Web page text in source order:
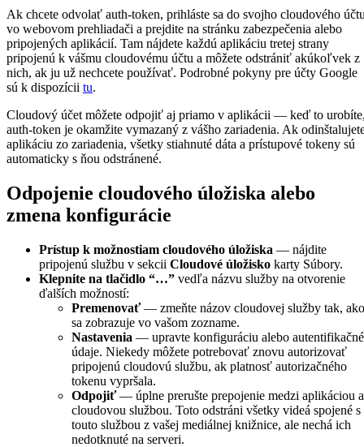
Ak chcete odvolať auth-token, prihláste sa do svojho cloudového
vo webovom prehliadači a prejdite na stránku zabezpečenia alebo
pripojených aplikácií. Tam nájdete každú aplikáciu tretej strany
pripojenú k vášmu cloudovému účtu a môžete odstrániť akúkoľvek z
nich, ak ju už nechcete používať. Podrobné pokyny pre účty Google
sú k dispozícii tu.
Cloudový účet môžete odpojiť aj priamo v aplikácii — keď to
auth-token je okamžite vymazaný z vášho zariadenia. Ak
aplikáciu zo zariadenia, všetky stiahnuté dáta a prístupové tokeny sú
automaticky s ňou odstránené.
Odpojenie cloudového úložiska alebo
zmena konfigurácie
Prístup k možnostiam cloudového úložiska — nájdite
pripojenú službu v sekcii Cloudové úložisko karty Súbory.
Klepnite na tlačidlo “…” vedľa názvu služby na otvorenie
ďalších možností:
Premenovať— zmeňte názov cloudovej služby tak, ako
sa zobrazuje vo vašom zozname.
Nastavenia — upravte konfiguráciu alebo autentifikačné
údaje. Niekedy môžete potrebovať znovu autorizovať
pripojenú cloudovú službu, ak platnosť autorizačného
tokenu vypršala.
Odpojiť— úplne prerušte prepojenie medzi aplikáciou a
cloudovou službou. Toto odstráni všetky videá spojené s
touto službou z vašej mediálnej knižnice, ale nechá ich
nedotknuté na serveri.